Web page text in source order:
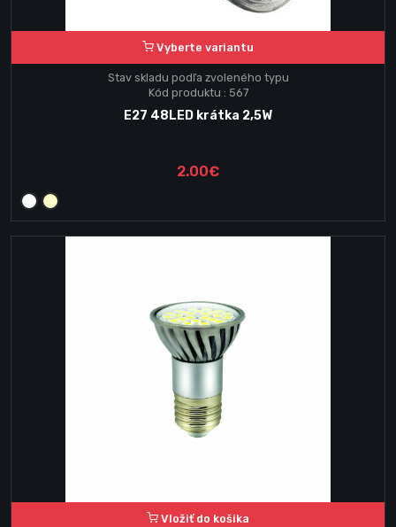
Vyberte variantu
Stav skladu podľa zvoleného typu
Kód produktu : 567
E27 48LED krátka 2,5W
2.00€
Vložiť do košika